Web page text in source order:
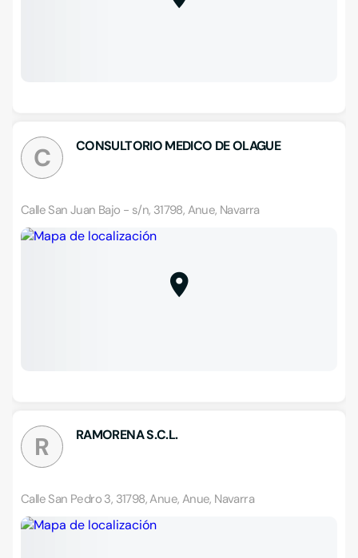
C CONSULTORIO MEDICO DE OLAGUE
Calle San Juan Bajo - s/n, 31798, Anue, Navarra
R RAMORENA S.C.L.
Calle San Pedro 3, 31798, Anue, Anue, Navarra